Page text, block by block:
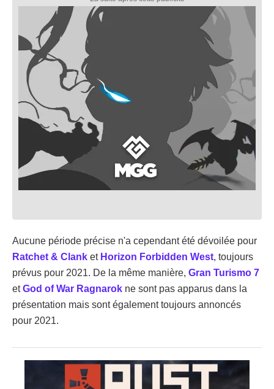
Aucune période précise n'a cependant été dévoilée pour
Ratchet & Clank et Horizon Forbidden West, toujours
prévus pour 2021. De la même manière, Gran Turismo 7
etGod of War Ragnarok ne sont pas apparus dans la
présentation mais sont également toujours annoncés
pour 2021.